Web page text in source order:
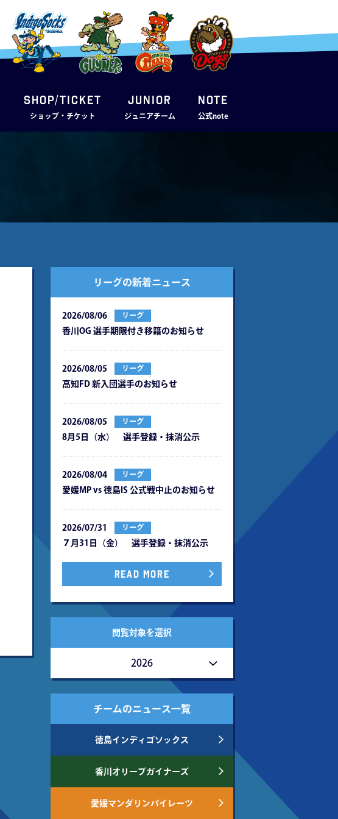
SHOP/TICKET
ショップ・チケット
JUNIOR
ジュニアチーム
note
公式note
リーグの新着ニュース
2026/08/06 リーグ
⾹川OG 選⼿期限付き移籍のお知らせ
2026/08/05 リーグ
⾼知FD 新⼊団選⼿のお知らせ
2026/08/05 リーグ
8月5日（水） 選手登録・抹消公示
2026/08/04 リーグ
愛媛MP vs 徳島IS 公式戦中⽌のお知らせ
2026/07/31 リーグ
７月31日（金） 選手登録・抹消公示
READ MORE
閲覧対象を選択
2026
チームのニュース一覧
徳島インディゴソックス
香川オリーブガイナーズ
愛媛マンダリンパイレーツ